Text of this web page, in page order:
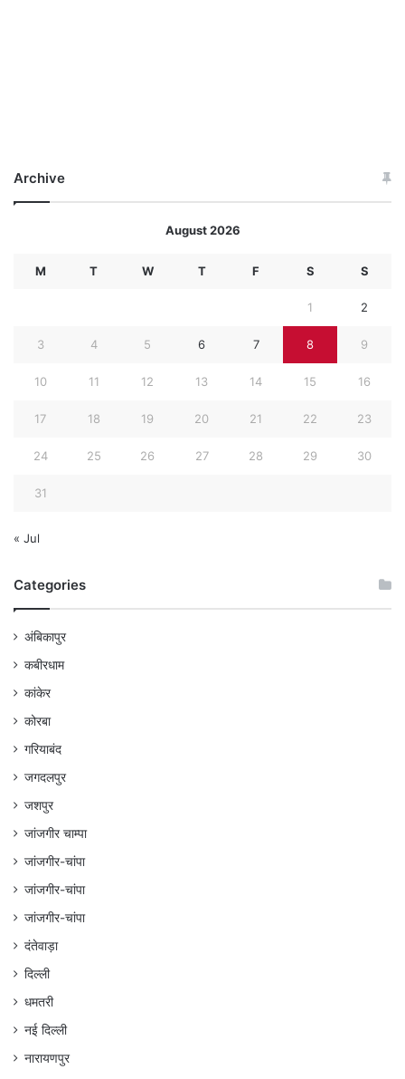
Archive
August 2026
M T W T F S S
1 2
3 4 5 6 7 8 9
10 11 12 13 14 15 16
17 18 19 20 21 22 23
24 25 26 27 28 29 30
31
« Jul
Categories
अंबिकापुर
कबीरधाम
कांकेर
कोरबा
गरियाबंद
जगदलपुर
जशपुर
जांजगीर चाम्पा
जांजगीर-चांपा
जांजगीर-चांपा
जांजगीर-चांपा
दंतेवाड़ा
दिल्ली
धमतरी
नई दिल्ली
नारायणपुर